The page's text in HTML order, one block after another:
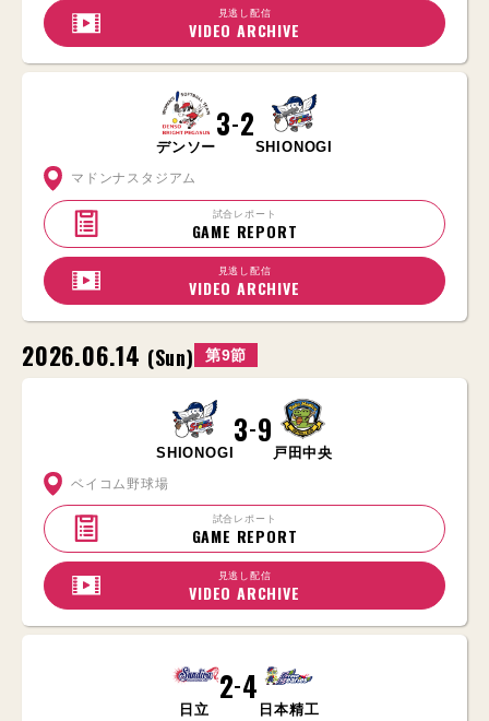
見逃し配信
VIDEO ARCHIVE
デンソー
3-2
SHIONOGI
マドンナスタジアム
試合レポート
GAME REPORT
見逃し配信
VIDEO ARCHIVE
2026.06.14 (Sun) 第9節
SHIONOGI
3-9
戸田中央
ベイコム野球場
試合レポート
GAME REPORT
見逃し配信
VIDEO ARCHIVE
日立
2-4
日本精工